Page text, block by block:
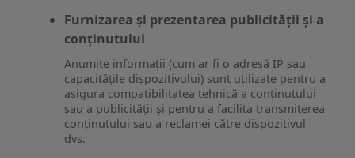
Furnizarea și prezentarea publicității și a
conținutului
Anumite informații (cum ar fi o adresă IP sau
capacitățile dispozitivului) sunt utilizate pentru a
asigura compatibilitatea tehnică a conținutului
sau a publicității și pentru a facilita transmiterea
conținutului sau a reclamei către dispozitivul
dvs.